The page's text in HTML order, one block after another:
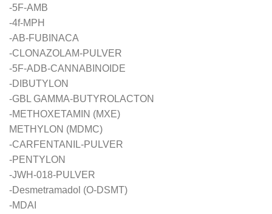
-5F-AMB
-4f-MPH
-AB-FUBINACA
-CLONAZOLAM-PULVER
-5F-ADB-CANNABINOIDE
-DIBUTYLON
-GBL GAMMA-BUTYROLACTON
-METHOXETAMIN (MXE)
METHYLON (MDMC)
-CARFENTANIL-PULVER
-PENTYLON
-JWH-018-PULVER
-Desmetramadol (O-DSMT)
-MDAI